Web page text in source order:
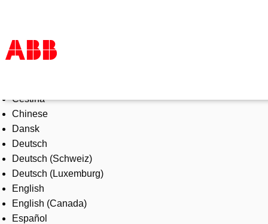
Products & Solutions
Industries
Services
About us
Where to buy
Contact us
Careers
Čeština
Chinese
Dansk
Deutsch
Deutsch (Schweiz)
Deutsch (Luxemburg)
English
English (Canada)
Español